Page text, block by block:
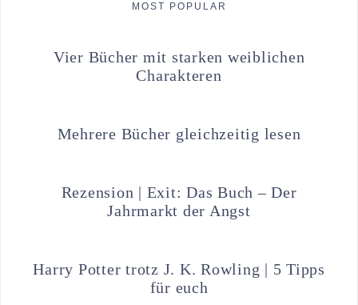
MOST POPULAR
Vier Bücher mit starken weiblichen
Charakteren
Mehrere Bücher gleichzeitig lesen
Rezension | Exit: Das Buch – Der
Jahrmarkt der Angst
Harry Potter trotz J. K. Rowling | 5 Tipps
für euch